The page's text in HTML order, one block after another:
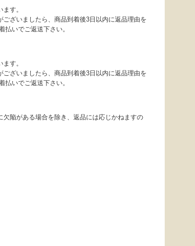
す。
ざいましたら、商品到着後3日以内に返品理由を
払いでご返送下さい。
す。
ざいましたら、商品到着後3日以内に返品理由を
払いでご返送下さい。
陥がある場合を除き、返品には応じかねますの